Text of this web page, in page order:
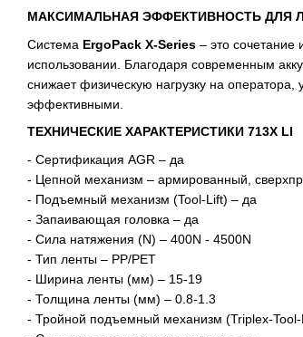
МАКСИМАЛЬНАЯ ЭФФЕКТИВНОСТЬ ДЛЯ
Система ErgoPack X-Series – это сочетание
использовании. Благодаря современным
снижает физическую нагрузку на оператора,
эффективными.
ТЕХНИЧЕСКИЕ ХАРАКТЕРИСТИКИ 713X LI
- Сертификация AGR – да
- Цепной механизм – армированный,
- Подъемный механизм (Tool-Lift) – да
- Запаивающая головка – да
- Сила натяжения (N) – 400N - 4500N
- Тип ленты – PP/PET
- Ширина ленты (мм) – 15-19
- Толщина ленты (мм) – 0.8-1.3
- Тройной подъемный механизм (Triplex-